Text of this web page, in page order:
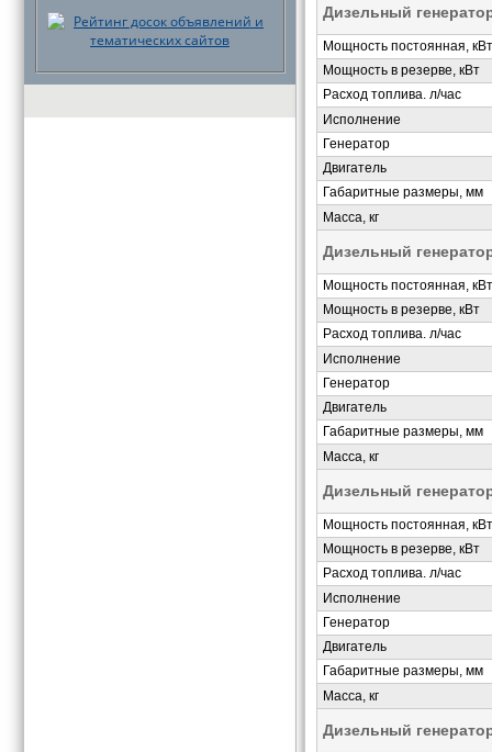
Дизельный
Мощность постоянная, кВт
Мощность в резерве, кВт
Расход топлива. л/час
Исполнение
Генератор
Двигатель
Габаритные размеры, мм
Масса, кг
Дизельный
Мощность постоянная, кВт
Мощность в резерве, кВт
Расход топлива. л/час
Исполнение
Генератор
Двигатель
Габаритные размеры, мм
Масса, кг
Дизельный
Мощность постоянная, кВт
Мощность в резерве, кВт
Расход топлива. л/час
Исполнение
Генератор
Двигатель
Габаритные размеры, мм
Масса, кг
Дизельный